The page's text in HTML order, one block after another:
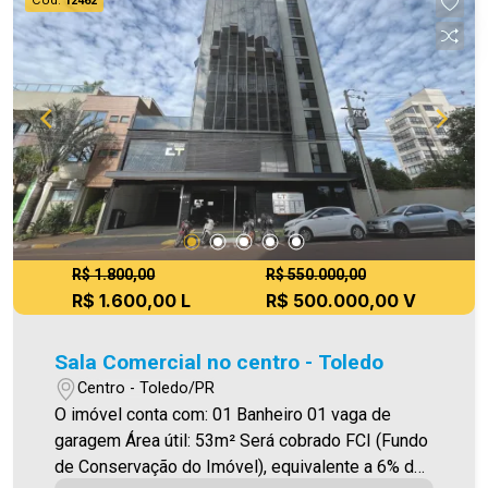
R$ 1.800,00
R$ 1.600,00 L
R$ 550.000,00
R$ 500.000,00 V
Sala Comercial no centro - Toledo
Centro - Toledo/PR
O imóvel conta com: 01 Banheiro 01 vaga de
garagem Área útil: 53m² Será cobrado FCI (Fundo
de Conservação do Imóvel), equivalente a 6% do